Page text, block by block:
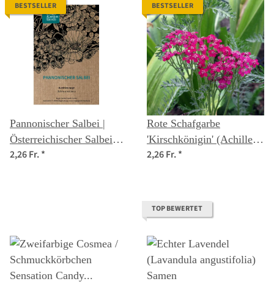
BESTSELLER
Pannonischer Salbei |
Österreichischer Salbei
(Salvia austriaca) Samen
2,26 Fr.*
BESTSELLER
Rote Schafgarbe
'Kirschkönigin' (Achillea
millefolium) Samen
2,26 Fr.*
TOP BEWERTET